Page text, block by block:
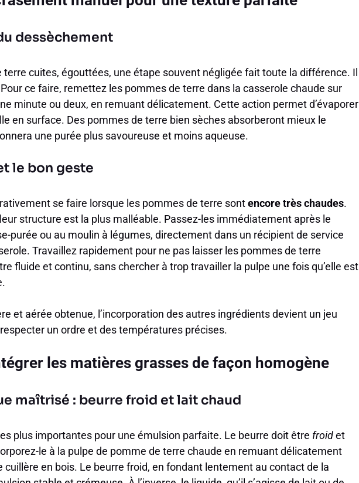
dessèchement
terre cuites, égouttées, une étape souvent négligée fait toute la différence. Il
ce faire, remettez les pommes de terre dans la casserole chaude sur
minute ou deux, en remuant délicatement. Cette action permet d’évaporer
en surface. Des pommes de terre bien sèches absorberont mieux le
une purée plus savoureuse et moins aqueuse.
le bon geste
se faire lorsque les pommes de terre sontencore très chaudes.
structure est la plus malléable. Passez-les immédiatement après le
purée ou au moulin à légumes, directement dans un récipient de service
Travaillez rapidement pour ne pas laisser les pommes de terre
fluide et continu, sans chercher à trop travailler la pulpe une fois qu’elle est
et aérée obtenue, l’incorporation des autres ingrédients devient un jeu
un ordre et des températures précises.
les matières grasses de façon homogène
maîtrisé : beurre froid et lait chaud
plus importantes pour une émulsion parfaite. Le beurre doit être froidet
le à la pulpe de pomme de terre chaude en remuant délicatement
cuillère en bois. Le beurre froid, en fondant lentement au contact de la